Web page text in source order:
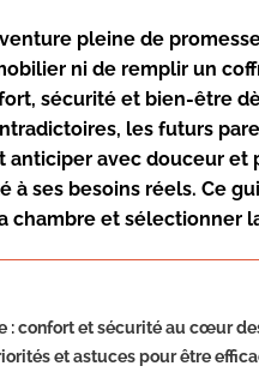
pleine de
ni de remplir un
sécurité et bien-être
les futurs
anticiper avec douceur
à ses besoins réels. Ce
chambre et sélectionner
: confort et sécurité au cœur
et astuces pour être